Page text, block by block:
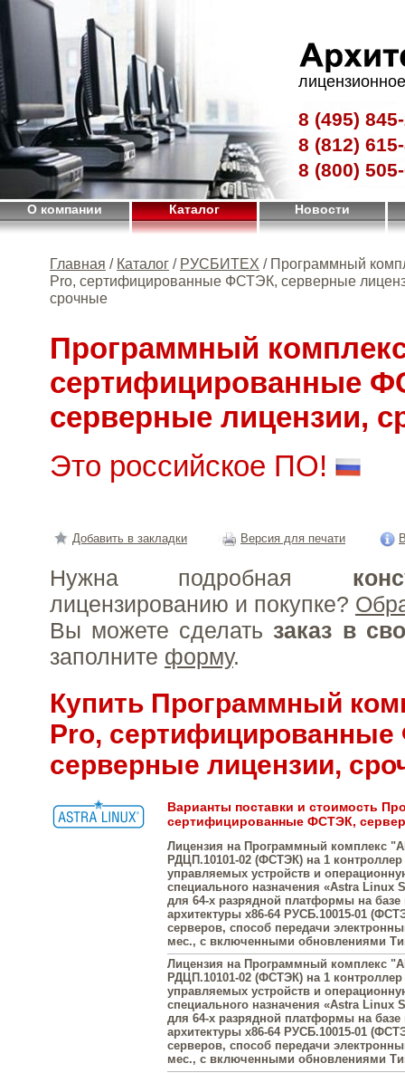
8 (495)
8 (812)
8 (800)
О компании Каталог Новости
Главная / Каталог / РУСБИТЕХ / Программный
Pro, сертифицированные ФСТЭК, серверные
срочные
Программный
сертифицированные
серверные лицензии,
Это российское ПО!
Добавить в закладки Версия для печати
Нужна подробная
лицензированию и покупке?
Вы можете сделать заказ в
заполните форму.
Купить Программный
Pro,
серверные лицензии,
Варианты поставки и стоимость
сертифицированные ФСТЭК,
Лицензия на Программный комплекс
РДЦП.10101-02 (ФСТЭК) на 1
управляемых устройств и
специального назначения «Astra Linux
для 64-х разрядной платформы на базе
архитектуры x86-64 РУСБ.10015-01
серверов, способ передачи
мес., с включенными обновлениями
Лицензия на Программный комплекс
РДЦП.10101-02 (ФСТЭК) на 1
управляемых устройств и
специального назначения «Astra Linux
для 64-х разрядной платформы на базе
архитектуры x86-64 РУСБ.10015-01
серверов, способ передачи
мес., с включенными обновлениями